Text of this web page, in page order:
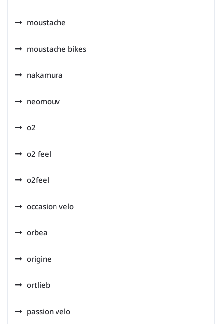
moustache
moustache bikes
nakamura
neomouv
o2
o2 feel
o2feel
occasion velo
orbea
origine
ortlieb
passion velo